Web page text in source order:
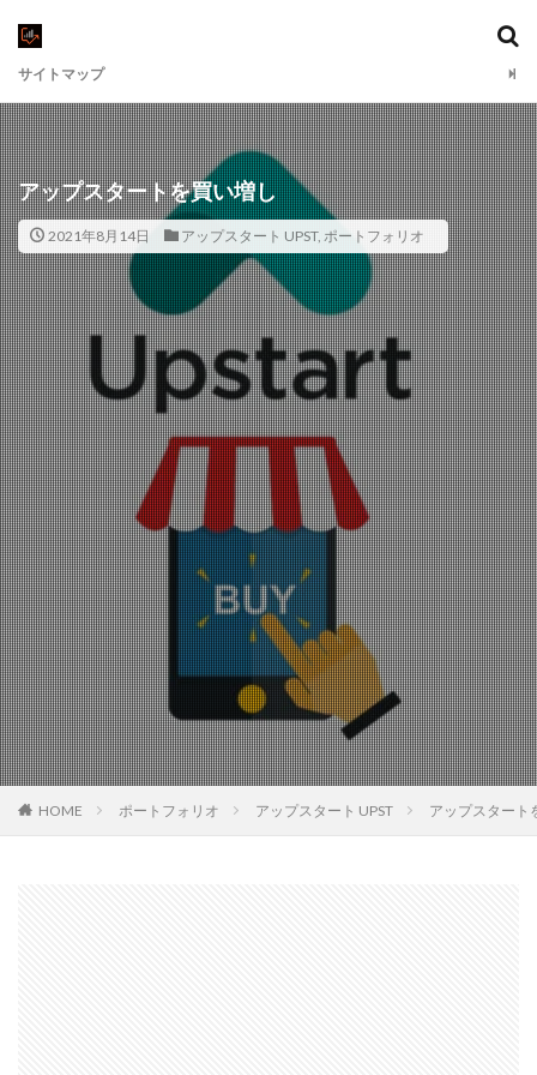
サイトマップ
アップスタートを買い増し
2021年8月14日 アップスタート UPST, ポートフォリオ
HOME ポートフォリオ アップスタート UPST アップスタート